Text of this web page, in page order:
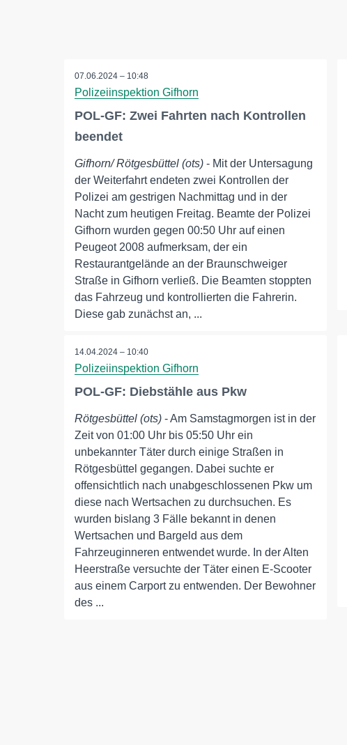
07.06.2024 – 10:48
Polizeiinspektion Gifhorn
POL-GF: Zwei Fahrten nach Kontrollen
beendet
Gifhorn/ Rötgesbüttel (ots) - Mit der Untersagung
der Weiterfahrt endeten zwei Kontrollen der
Polizei am gestrigen Nachmittag und in der
Nacht zum heutigen Freitag. Beamte der Polizei
Gifhorn wurden gegen 00:50 Uhr auf einen
Peugeot 2008 aufmerksam, der ein
Restaurantgelände an der Braunschweiger
Straße in Gifhorn verließ. Die Beamten stoppten
das Fahrzeug und kontrollierten die Fahrerin.
Diese gab zunächst an, ...
14.04.2024 – 10:40
Polizeiinspektion Gifhorn
POL-GF: Diebstähle aus Pkw
Rötgesbüttel (ots) - Am Samstagmorgen ist in der
Zeit von 01:00 Uhr bis 05:50 Uhr ein
unbekannter Täter durch einige Straßen in
Rötgesbüttel gegangen. Dabei suchte er
offensichtlich nach unabgeschlossenen Pkw um
diese nach Wertsachen zu durchsuchen. Es
wurden bislang 3 Fälle bekannt in denen
Wertsachen und Bargeld aus dem
Fahrzeuginneren entwendet wurde. In der Alten
Heerstraße versuchte der Täter einen E-Scooter
aus einem Carport zu entwenden. Der Bewohner
des ...